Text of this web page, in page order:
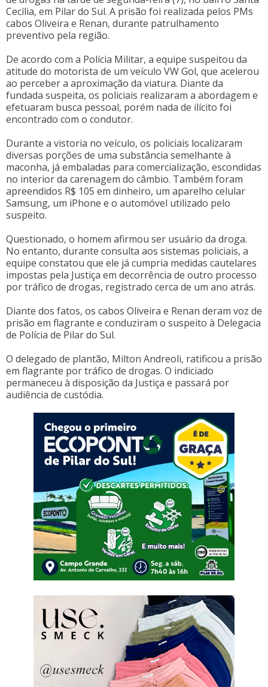
Cecília, em Pilar do Sul. A prisão foi realizada pelos PMs
cabos Oliveira e Renan, durante patrulhamento
preventivo pela região.
De acordo com a Polícia Militar, a equipe suspeitou da
atitude do motorista de um veículo VW Gol, que acelerou
ao perceber a aproximação da viatura. Diante da
fundada suspeita, os policiais realizaram a abordagem e
efetuaram busca pessoal, porém nada de ilícito foi
encontrado com o condutor.
Durante a vistoria no veículo, os policiais localizaram
diversas porções de uma substância semelhante à
maconha, já embaladas para comercialização, escondidas
no interior da carenagem do câmbio. Também foram
apreendidos R$ 105 em dinheiro, um aparelho celular
Samsung, um iPhone e o automóvel utilizado pelo
suspeito.
Questionado, o homem afirmou ser usuário da droga.
No entanto, durante consulta aos sistemas policiais, a
equipe constatou que ele já cumpria medidas cautelares
impostas pela Justiça em decorrência de outro processo
por tráfico de drogas, registrado cerca de um ano atrás.
Diante dos fatos, os cabos Oliveira e Renan deram voz de
prisão em flagrante e conduziram o suspeito à Delegacia
de Polícia de Pilar do Sul.
O delegado de plantão, Milton Andreoli, ratificou a prisão
em flagrante por tráfico de drogas. O indiciado
permaneceu à disposição da Justiça e passará por
audiência de custódia.